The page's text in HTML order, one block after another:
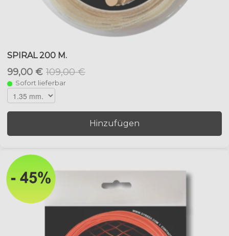
SPIRAL 200 M.
99,00 € 109,00 €
Sofort lieferbar
Hinzufügen